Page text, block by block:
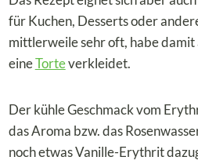
für Kuchen, Desserts oder
mittlerweile sehr oft, habe damit
eineTorteverkleidet.
Der kühle Geschmack vom
das Aroma bzw. das
noch etwas Vanille-Erythrit